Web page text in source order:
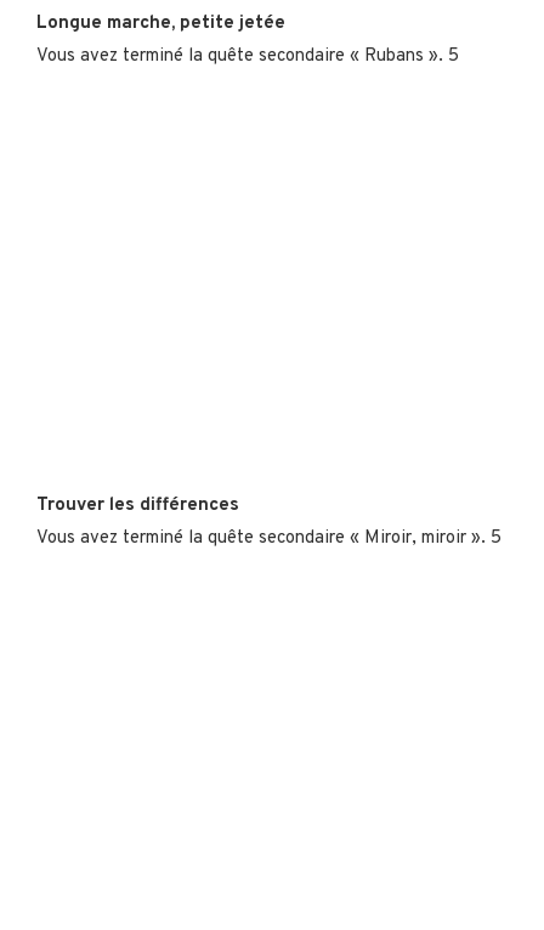
Longue marche, petite jetée
Vous avez terminé la quête secondaire « Rubans ». 5
Trouver les différences
Vous avez terminé la quête secondaire « Miroir, miroir ». 5